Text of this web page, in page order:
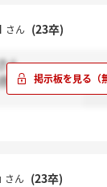
さん (23卒)
ん
次が最終です
さん (23卒)